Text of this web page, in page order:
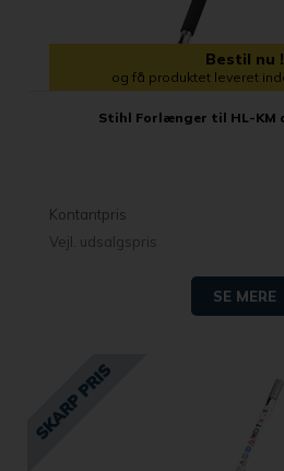
Bestil nu !
og få produktet leveret
Stihl Forlænger til HL-KM
Kontantpris
Vejl. udsalgspris
SE MERE